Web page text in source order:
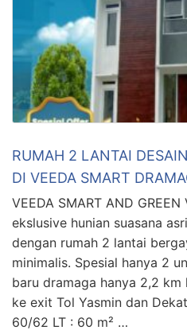
RUMAH 2 LANTAI
DI VEEDA SMART
VEEDA SMART AND
ekslusive hunian suasana
dengan rumah 2 lantai
minimalis. Spesial hanya 2
baru dramaga hanya 2,2
ke exit Tol Yasmin dan
60/62 LT : 60 m² …